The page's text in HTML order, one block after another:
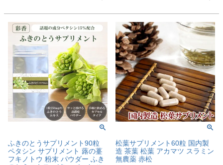
ふきのとうサプリメント90粒
ペタシン サプリメント 蕗の薹
フキノトウ 粉末 パウダー ふき
松葉サプリメント60粒 国内製
造 茶葉 松葉 アカマツ スラミン
無農薬 赤松